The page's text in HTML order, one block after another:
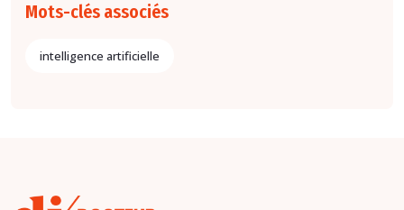
Mots-clés associés
intelligence artificielle